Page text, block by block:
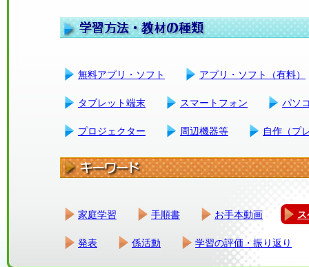
無料アプリ・ソフト アプリ・ソフト（有料）
タブレット端末 スマートフォン パソ
プロジェクター 周辺機器等 自作（プ
家庭学習 手順書 お手本動画
発表 係活動 学習の評価・振り返り